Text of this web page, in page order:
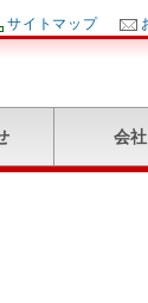
サイトマップ
会